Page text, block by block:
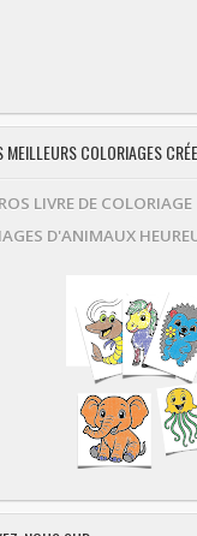
MEILLEURS COLORIAGES
LIVRE DE COLORIAGE
D'ANIMAUX